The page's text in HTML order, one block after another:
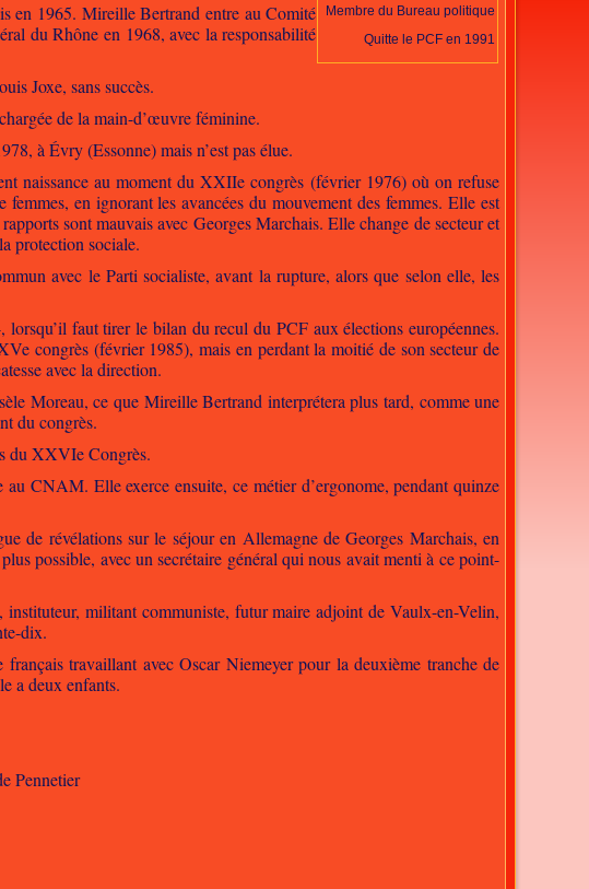
Membre du Bureau politique
Quitte le PCF en 1991
en 1965. Mireille Bertrand entre au Comité
du Rhône en 1968, avec la responsabilité
Joxe, sans succès.
de la main-d’œuvre féminine.
à Évry (Essonne) mais n’est pas élue.
naissance au moment du XXIIe congrès (février 1976) où on refuse
en ignorant les avancées du mouvement des femmes. Elle est
sont mauvais avec Georges Marchais. Elle change de secteur et
protection sociale.
avec le Parti socialiste, avant la rupture, alors que selon elle, les
lorsqu’il faut tirer le bilan du recul du PCF aux élections européennes.
congrès (février 1985), mais en perdant la moitié de son secteur de
avec la direction.
Moreau, ce que Mireille Bertrand interprétera plus tard, comme une
du congrès.
du XXVIe Congrès.
CNAM. Elle exerce ensuite, ce métier d’ergonome, pendant quinze
de révélations sur le séjour en Allemagne de Georges Marchais, en
possible, avec un secrétaire général qui nous avait menti à ce point-
militant communiste, futur maire adjoint de Vaulx-en-Velin,
dix.
travaillant avec Oscar Niemeyer pour la deuxième tranche de
a deux enfants.
Pennetier